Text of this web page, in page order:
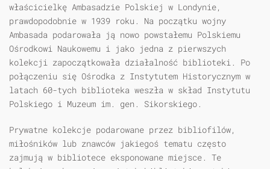
właścicielkę Ambasadzie Polskiej w Londynie,
prawdopodobnie w 1939 roku. Na początku wojny
Ambasada podarowała ją nowo powstałemu Polskiemu
Ośrodkowi Naukowemu i jako jedna z pierwszych
kolekcji zapoczątkowała działalność biblioteki. Po
połączeniu się Ośrodka z Instytutem Historycznym w
latach 60-tych biblioteka weszła w skład Instytutu
Polskiego i Muzeum im. gen. Sikorskiego.
Prywatne kolekcje podarowane przez bibliofilów,
miłośników lub znawców jakiegoś tematu często
zajmują w bibliotece eksponowane miejsce. Te